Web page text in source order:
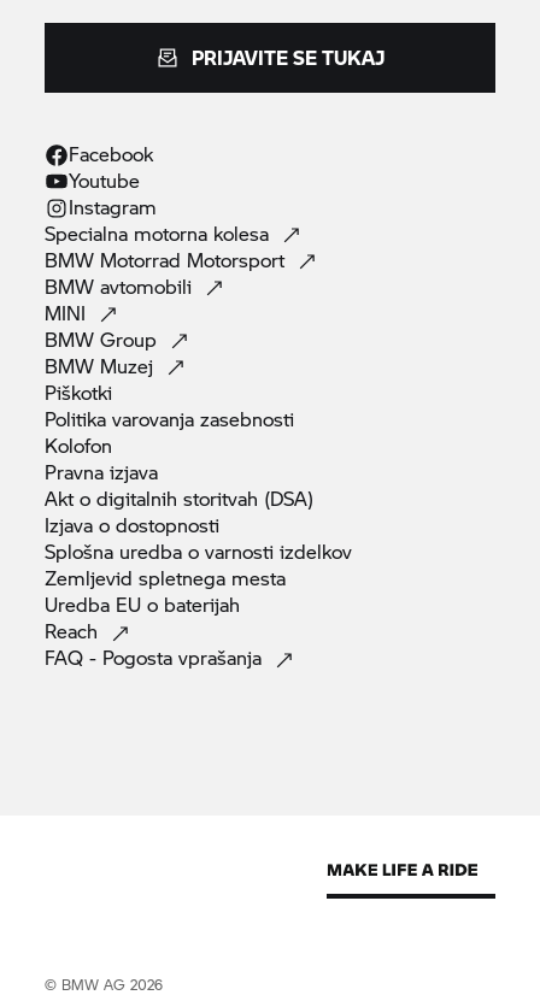
PRIJAVITE SE TUKAJ
Facebook
Youtube
Instagram
Specialna motorna kolesa
BMW Motorrad Motorsport
BMWavtomobili
MINI
BMWGroup
BMW Muzej
Piškotki
Politika varovanjazasebnosti
Kolofon
Pravnaizjava
Akt o digitalnih storitvah (DSA)
Izjava odostopnosti
Splošna uredba o varnostiizdelkov
Zemljevid spletnega mesta
Uredba EU o baterijah
Reach
FAQ - Pogostavprašanja
© BMW AG 2026